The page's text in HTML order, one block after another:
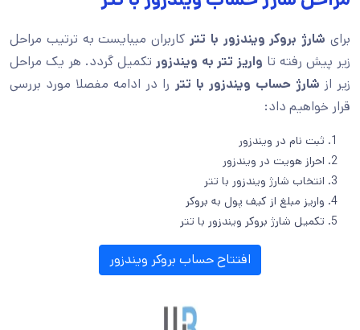
برای شارژ بروکر ویندزور با تتر کاربران میبایست به ترتیب مراحل
زیر پیش رفته تا واریز تتر به ویندزور تکمیل گردد. هر یک مراحل
زیر از شارژ حساب ویندزور با تتر را در ادامه مفصلا مورد بررسی
قرار خواهیم داد:
ثبت نام در ویندزور
احراز هویت در ویندزور
انتخاب شارژ ویندزور با تتر
واریز مبلغ از کیف پول به بروکر
تکمیل شارژ بروکر ویندزور با تتر
افتتاح حساب بروکر ویندزور